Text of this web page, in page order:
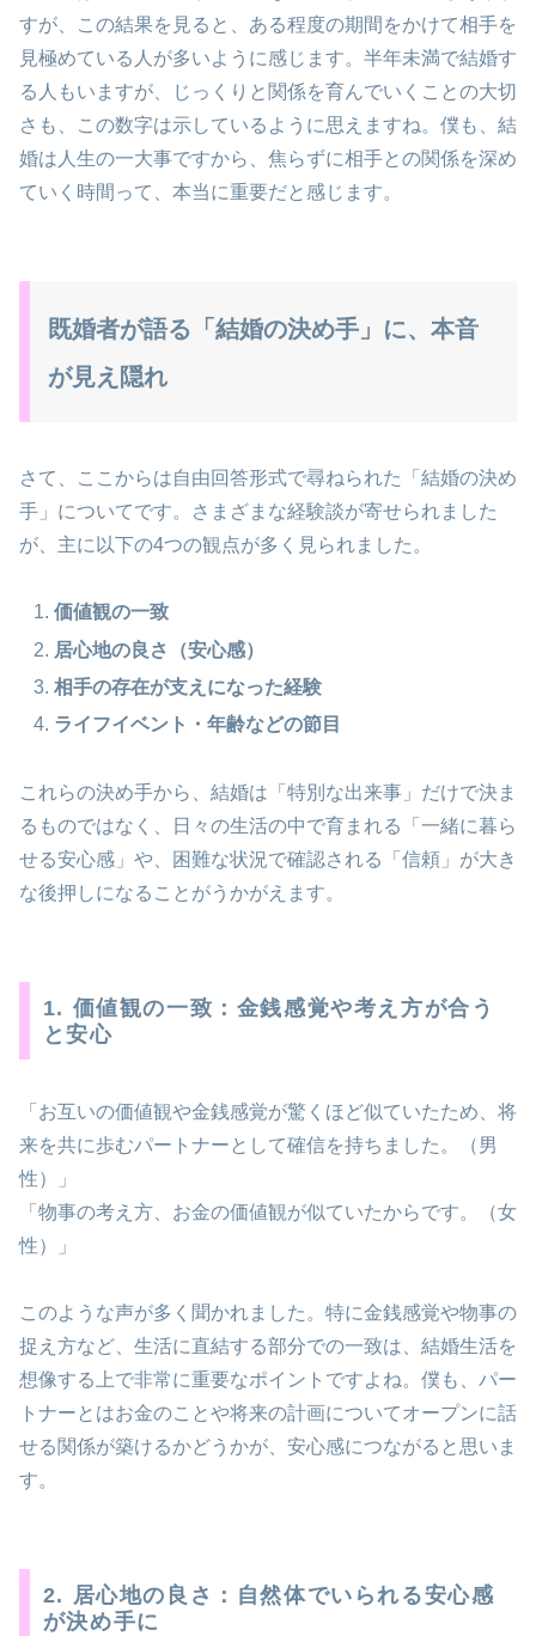
すが、この結果を見ると、ある程度の期間をかけて相手を
見極めている人が多いように感じます。半年未満で結婚す
る人もいますが、じっくりと関係を育んでいくことの大切
さも、この数字は示しているように思えますね。僕も、結
婚は人生の一大事ですから、焦らずに相手との関係を深め
ていく時間って、本当に重要だと感じます。
既婚者が語る「結婚の決め手」に、本音
が見え隠れ
さて、ここからは自由回答形式で尋ねられた「結婚の決め
手」についてです。さまざまな経験談が寄せられました
が、主に以下の4つの観点が多く見られました。
価値観の一致
居心地の良さ（安心感）
相手の存在が支えになった経験
ライフイベント・年齢などの節目
これらの決め手から、結婚は「特別な出来事」だけで決ま
るものではなく、日々の生活の中で育まれる「一緒に暮ら
せる安心感」や、困難な状況で確認される「信頼」が大き
な後押しになることがうかがえます。
1. 価値観の一致：金銭感覚や考え方が合う
と安心
「お互いの価値観や金銭感覚が驚くほど似ていたため、将
来を共に歩むパートナーとして確信を持ちました。（男
性）」
「物事の考え方、お金の価値観が似ていたからです。（女
性）」
このような声が多く聞かれました。特に金銭感覚や物事の
捉え方など、生活に直結する部分での一致は、結婚生活を
想像する上で非常に重要なポイントですよね。僕も、パー
トナーとはお金のことや将来の計画についてオープンに話
せる関係が築けるかどうかが、安心感につながると思いま
す。
2. 居心地の良さ：自然体でいられる安心感
が決め手に